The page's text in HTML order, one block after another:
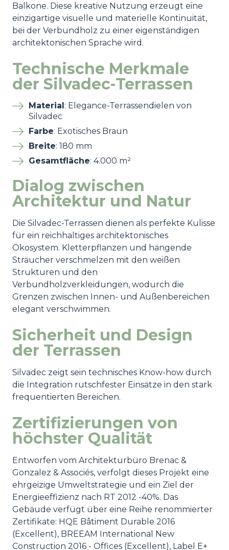
Balkone. Diese kreative Nutzung erzeugt eine
einzigartige visuelle und materielle Kontinuität,
bei der Verbundholz zu einer eigenständigen
architektonischen Sprache wird.
Technische Merkmale
der Silvadec-Terrassen
Material: Elegance-Terrassendielen von
Silvadec
Farbe: Exotisches Braun
Breite: 180 mm
Gesamtfläche: 4.000 m²
Dialog zwischen
Architektur und Natur
Die Silvadec-Terrassen dienen als perfekte Kulisse
für ein reichhaltiges architektonisches
Ökosystem. Kletterpflanzen und hängende
Sträucher verschmelzen mit den weißen
Strukturen und den
Verbundholzverkleidungen, wodurch die
Grenzen zwischen Innen- und Außenbereichen
elegant verschwimmen.
Sicherheit und Design
der Terrassen
Silvadec zeigt sein technisches Know-how durch
die Integration rutschfester Einsätze in den stark
frequentierten Bereichen.
Zertifizierungen von
höchster Qualität
Entworfen vom Architekturbüro Brenac &
Gonzalez & Associés, verfolgt dieses Projekt eine
ehrgeizige Umweltstrategie und ein Ziel der
Energieeffizienz nach RT 2012 -40%. Das
Gebäude verfügt über eine Reihe renommierter
Zertifikate: HQE Bâtiment Durable 2016
(Excellent), BREEAM International New
Construction 2016 - Offices (Excellent), Label E+